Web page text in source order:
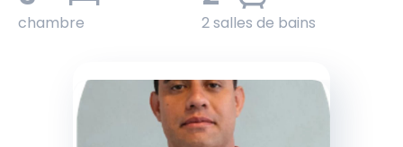
chambre 2 salles de bains